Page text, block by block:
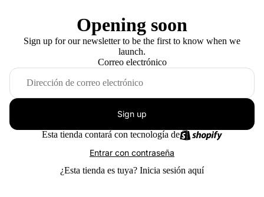
Opening soon
Sign up for our newsletter to be the first to know when we
launch.
Correo electrónico
Sign up
Esta tienda contará con tecnología de
Entrar con contraseña
¿Esta tienda es tuya? Inicia sesión aquí